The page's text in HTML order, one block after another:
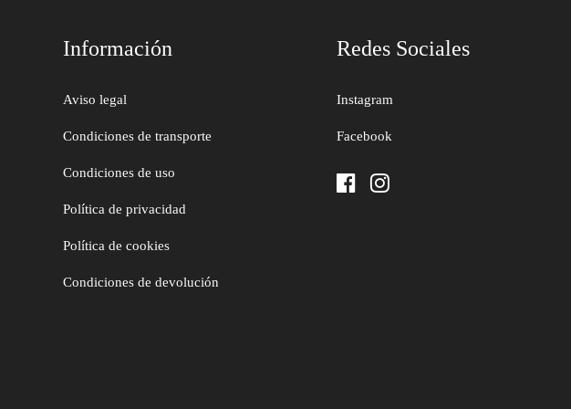
Información
Aviso legal
Condiciones de transporte
Condiciones de uso
Política de privacidad
Política de cookies
Condiciones de devolución
Redes Sociales
Instagram
Facebook